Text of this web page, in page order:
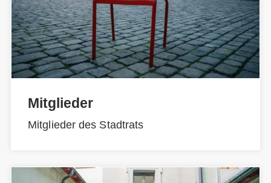
Mitglieder
Mitglieder des Stadtrats